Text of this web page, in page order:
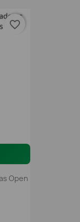
Open
favorite_border